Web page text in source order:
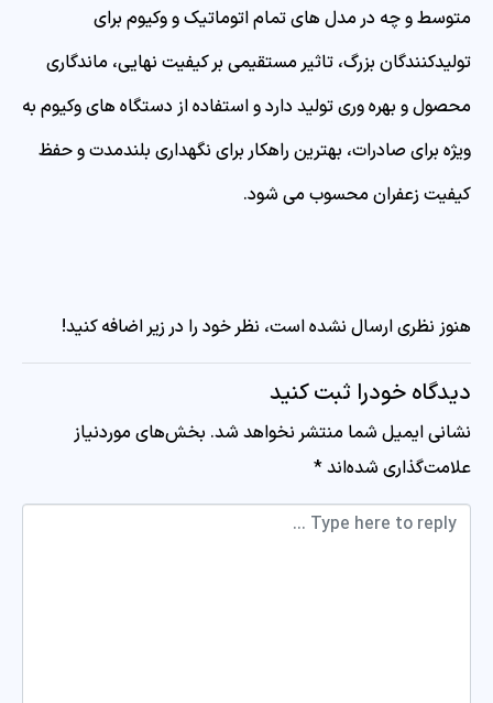
متوسط و چه در مدل های تمام اتوماتیک و وکیوم برای
تولیدکنندگان بزرگ، تاثیر مستقیمی بر کیفیت نهایی، ماندگاری
محصول و بهره وری تولید دارد و استفاده از دستگاه های وکیوم به
ویژه برای صادرات، بهترین راهکار برای نگهداری بلندمدت و حفظ
کیفیت زعفران محسوب می شود.
هنوز نظری ارسال نشده است، نظر خود را در زیر اضافه کنید!
دیدگاه خودرا ثبت کنید
نشانی ایمیل شما منتشر نخواهد شد. بخش‌های موردنیاز
علامت‌گذاری شده‌اند*
Comment *